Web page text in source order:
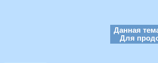
Данная
Для